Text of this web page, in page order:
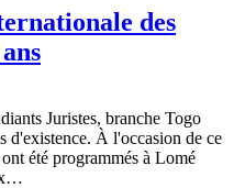
des
Juristes, branche Togo
d'existence. À l'occasion de ce
été programmés à Lomé
…